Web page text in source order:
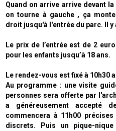
Quand on arrive arrive devant
on tourne à gauche , ça
droit jusqu'à l'entrée du parc. Il y
Le prix de l’entrée est de 2
pour les enfants jusqu’à 18 ans.
Le rendez-vous est fixé à 10h30
Au programme : une visite
personnes sera offerte par
a généreusement accepté
commencera à 11h00
discrets.
Puis un pique-